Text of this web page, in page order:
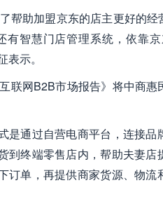
帮助加盟京东的店主更好的
智慧门店管理系统，依靠
示。
联网B2B市场报告》将中商
是通过自营电商平台，连接
到终端零售店内，帮助夫妻
单，再提供商家货源、物